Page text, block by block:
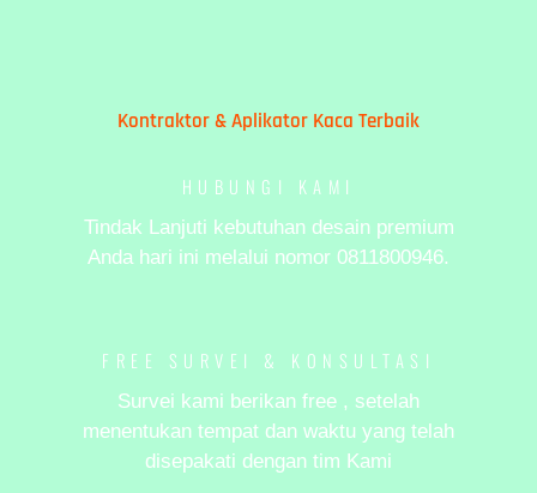
Kontraktor & Aplikator Kaca Terbaik
HUBUNGI KAMI
Tindak Lanjuti kebutuhan desain premium
Anda hari ini melalui nomor 0811800946.
FREE SURVEI & KONSULTASI
Survei kami berikan free , setelah
menentukan tempat dan waktu yang telah
disepakati dengan tim Kami